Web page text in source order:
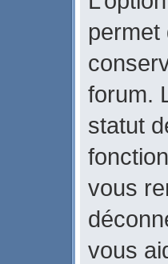
permet
forum.
statut
vous
vous